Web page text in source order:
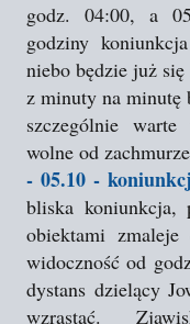
godz. 04:00, a
godziny
niebo będzie już
z minuty na minutę
szczególnie
wolne od
- 05.10 -
bliska koniunkcja,
obiektami
widoczność od
dystans dzielący
wzrastać.